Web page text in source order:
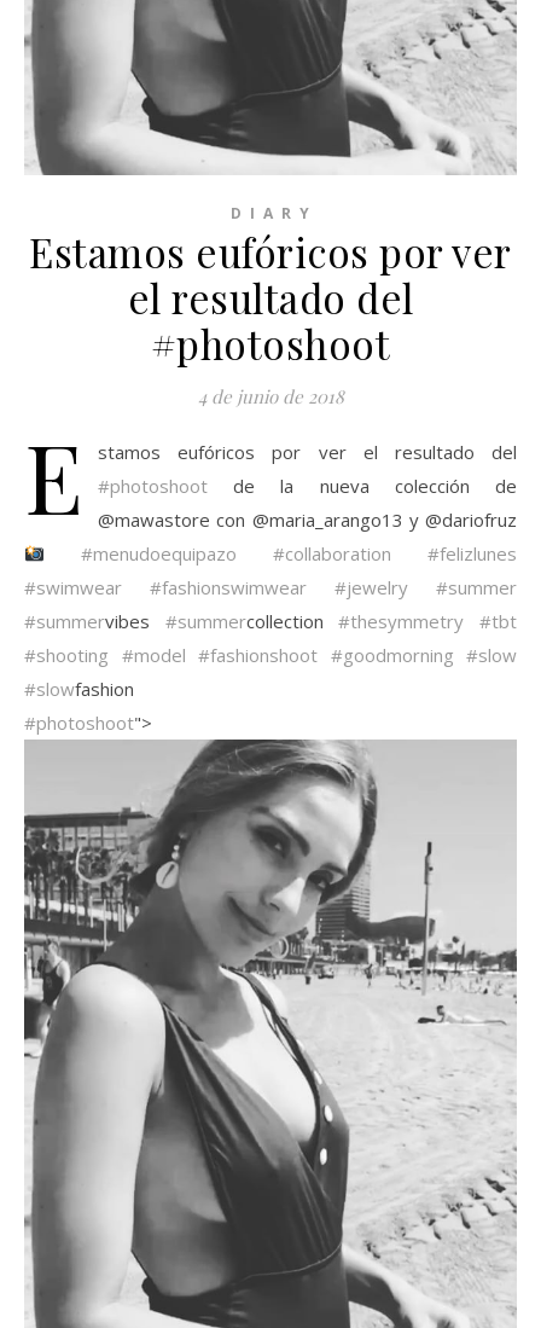
D I A R Y
Estamos eufóricos por ver
el resultado del
#photoshoot
4 de junio de 2018
E
stamos eufóricos por ver el resultado del
#photoshoot de la nueva colección de
@mawastore con @maria_arango13 y @dariofruz
#menudoequipazo
#collaboration
#felizlunes
#swimwear
#fashionswimwear #jewelry
#summer
#summervibes #summercollection#thesymmetry
#tbt
#shooting #model #fashionshoot #goodmorning #slow
#slowfashion
#photoshoot">